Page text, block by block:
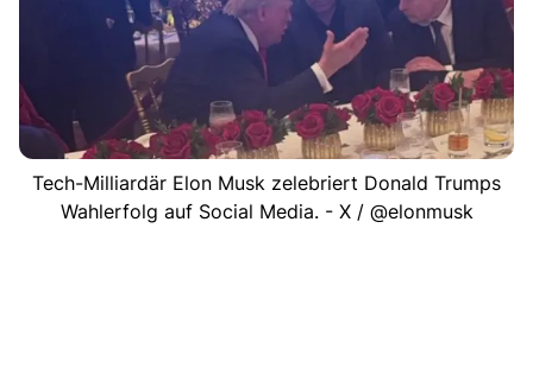
Tech-Milliardär Elon Musk zelebriert Donald Trumps
Wahlerfolg auf Social Media. - X / @elonmusk